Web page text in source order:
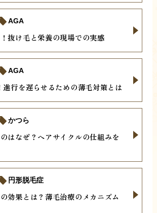
抜け毛と栄養の現場での実感
AGA
行を遅らせるための薄毛対策とは
AGA
はなぜ？ヘアサイクルの仕組みを
かつら
効果とは？薄毛治療のメカニズム
円形脱毛症